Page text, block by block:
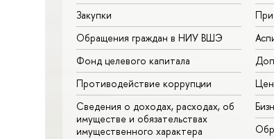
Закупки
Обращения граждан в НИУ ВШЭ
Фонд целевого капитала
Противодействие коррупции
Сведения о доходах, расходах, об
имуществе и обязательствах
имущественного характера